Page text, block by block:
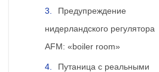
Предупреждение
нидерландского регулятора
AFM: «boiler room»
Путаница с реальными